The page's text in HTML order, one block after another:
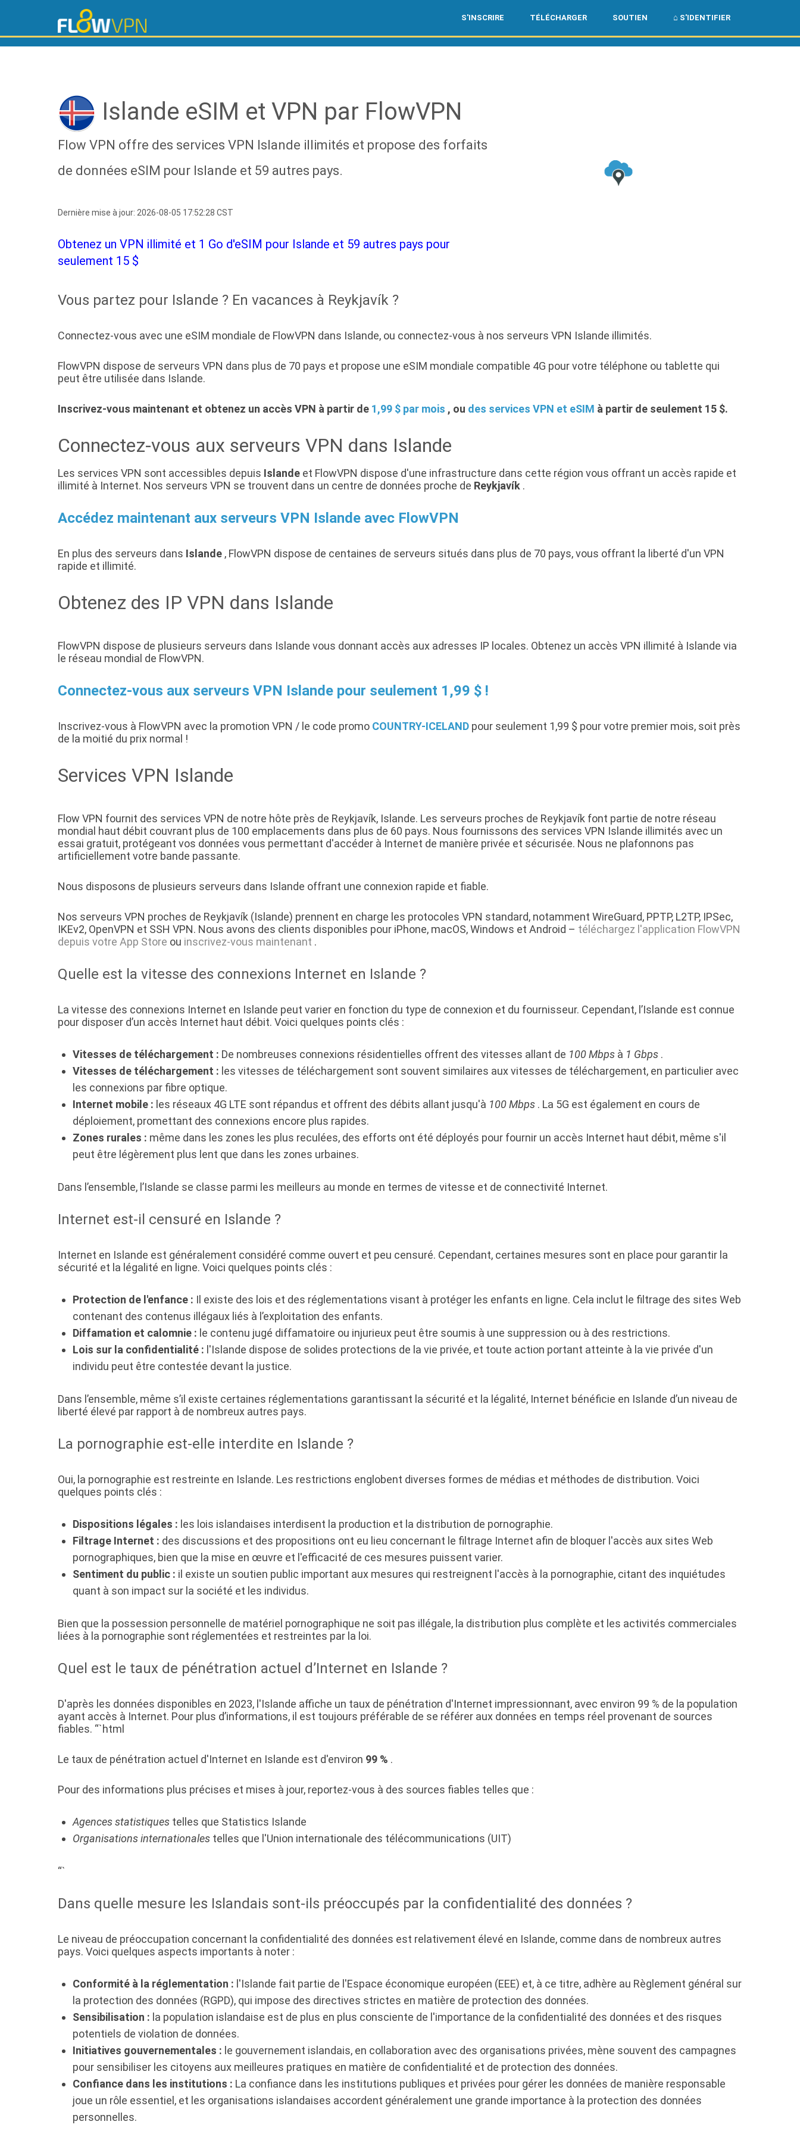
S'INSCRIRE TÉLÉCHARGER SOUTIEN ⌂ S'IDENTIFIER
Islande eSIM et VPN par FlowVPN
Flow VPN offre des services VPN Islande illimités et propose des forfaits
de données eSIM pour Islande et 59 autres pays.
Dernière mise à jour: 2026-08-05 17:52:28 CST
Obtenez un VPN illimité et 1 Go d'eSIM pour Islande et 59 autres pays pour
seulement 15 $
Vous partez pour Islande ? En vacances à Reykjavík ?
Connectez-vous avec une eSIM mondiale de FlowVPN dans Islande, ou connectez-vous à nos serveurs VPN Islande illimités.
FlowVPN dispose de serveurs VPN dans plus de 70 pays et propose une eSIM mondiale compatible 4G pour votre téléphone ou tablette qui
peut être utilisée dans Islande.
Inscrivez-vous maintenant et obtenez un accès VPN à partir de 1,99 $ par mois , ou des services VPN et eSIM à partir de seulement 15 $.
Connectez-vous aux serveurs VPN dans Islande
Les services VPN sont accessibles depuis Islande et FlowVPN dispose d'une infrastructure dans cette région vous offrant un accès rapide et
illimité à Internet. Nos serveurs VPN se trouvent dans un centre de données proche de Reykjavík .
Accédez maintenant aux serveurs VPN Islande avec FlowVPN
En plus des serveurs dans Islande , FlowVPN dispose de centaines de serveurs situés dans plus de 70 pays, vous offrant la liberté d'un VPN
rapide et illimité.
Obtenez des IP VPN dans Islande
FlowVPN dispose de plusieurs serveurs dans Islande vous donnant accès aux adresses IP locales. Obtenez un accès VPN illimité à Islande via
le réseau mondial de FlowVPN.
Connectez-vous aux serveurs VPN Islande pour seulement 1,99 $ !
Inscrivez-vous à FlowVPN avec la promotion VPN / le code promo COUNTRY-ICELAND pour seulement 1,99 $ pour votre premier mois, soit près
de la moitié du prix normal !
Services VPN Islande
Flow VPN fournit des services VPN de notre hôte près de Reykjavík, Islande. Les serveurs proches de Reykjavík font partie de notre réseau
mondial haut débit couvrant plus de 100 emplacements dans plus de 60 pays. Nous fournissons des services VPN Islande illimités avec un
essai gratuit, protégeant vos données vous permettant d'accéder à Internet de manière privée et sécurisée. Nous ne plafonnons pas
artificiellement votre bande passante.
Nous disposons de plusieurs serveurs dans Islande offrant une connexion rapide et fiable.
Nos serveurs VPN proches de Reykjavík (Islande) prennent en charge les protocoles VPN standard, notamment WireGuard, PPTP, L2TP, IPSec,
IKEv2, OpenVPN et SSH VPN. Nous avons des clients disponibles pour iPhone, macOS, Windows et Android – téléchargez l'application FlowVPN
depuis votre App Store ou inscrivez-vous maintenant .
Quelle est la vitesse des connexions Internet en Islande ?
La vitesse des connexions Internet en Islande peut varier en fonction du type de connexion et du fournisseur. Cependant, l’Islande est connue
pour disposer d’un accès Internet haut débit. Voici quelques points clés :
Vitesses de téléchargement : De nombreuses connexions résidentielles offrent des vitesses allant de 100 Mbps à 1 Gbps .
Vitesses de téléchargement : les vitesses de téléchargement sont souvent similaires aux vitesses de téléchargement, en particulier avec
les connexions par fibre optique.
Internet mobile : les réseaux 4G LTE sont répandus et offrent des débits allant jusqu'à 100 Mbps . La 5G est également en cours de
déploiement, promettant des connexions encore plus rapides.
Zones rurales : même dans les zones les plus reculées, des efforts ont été déployés pour fournir un accès Internet haut débit, même s'il
peut être légèrement plus lent que dans les zones urbaines.
Dans l’ensemble, l’Islande se classe parmi les meilleurs au monde en termes de vitesse et de connectivité Internet.
Internet est-il censuré en Islande ?
Internet en Islande est généralement considéré comme ouvert et peu censuré. Cependant, certaines mesures sont en place pour garantir la
sécurité et la légalité en ligne. Voici quelques points clés :
Protection de l'enfance : Il existe des lois et des réglementations visant à protéger les enfants en ligne. Cela inclut le filtrage des sites Web
contenant des contenus illégaux liés à l’exploitation des enfants.
Diffamation et calomnie : le contenu jugé diffamatoire ou injurieux peut être soumis à une suppression ou à des restrictions.
Lois sur la confidentialité : l'Islande dispose de solides protections de la vie privée, et toute action portant atteinte à la vie privée d'un
individu peut être contestée devant la justice.
Dans l’ensemble, même s’il existe certaines réglementations garantissant la sécurité et la légalité, Internet bénéficie en Islande d’un niveau de
liberté élevé par rapport à de nombreux autres pays.
La pornographie est-elle interdite en Islande ?
Oui, la pornographie est restreinte en Islande. Les restrictions englobent diverses formes de médias et méthodes de distribution. Voici
quelques points clés :
Dispositions légales : les lois islandaises interdisent la production et la distribution de pornographie.
Filtrage Internet : des discussions et des propositions ont eu lieu concernant le filtrage Internet afin de bloquer l'accès aux sites Web
pornographiques, bien que la mise en œuvre et l'efficacité de ces mesures puissent varier.
Sentiment du public : il existe un soutien public important aux mesures qui restreignent l'accès à la pornographie, citant des inquiétudes
quant à son impact sur la société et les individus.
Bien que la possession personnelle de matériel pornographique ne soit pas illégale, la distribution plus complète et les activités commerciales
liées à la pornographie sont réglementées et restreintes par la loi.
Quel est le taux de pénétration actuel d’Internet en Islande ?
D'après les données disponibles en 2023, l'Islande affiche un taux de pénétration d'Internet impressionnant, avec environ 99 % de la population
ayant accès à Internet. Pour plus d’informations, il est toujours préférable de se référer aux données en temps réel provenant de sources
fiables. “`html
Le taux de pénétration actuel d'Internet en Islande est d'environ 99 % .
Pour des informations plus précises et mises à jour, reportez-vous à des sources fiables telles que :
Agences statistiques telles que Statistics Islande
Organisations internationales telles que l'Union internationale des télécommunications (UIT)
“`
Dans quelle mesure les Islandais sont-ils préoccupés par la confidentialité des données ?
Le niveau de préoccupation concernant la confidentialité des données est relativement élevé en Islande, comme dans de nombreux autres
pays. Voici quelques aspects importants à noter :
Conformité à la réglementation : l'Islande fait partie de l'Espace économique européen (EEE) et, à ce titre, adhère au Règlement général sur
la protection des données (RGPD), qui impose des directives strictes en matière de protection des données.
Sensibilisation : la population islandaise est de plus en plus consciente de l'importance de la confidentialité des données et des risques
potentiels de violation de données.
Initiatives gouvernementales : le gouvernement islandais, en collaboration avec des organisations privées, mène souvent des campagnes
pour sensibiliser les citoyens aux meilleures pratiques en matière de confidentialité et de protection des données.
Confiance dans les institutions : La confiance dans les institutions publiques et privées pour gérer les données de manière responsable
joue un rôle essentiel, et les organisations islandaises accordent généralement une grande importance à la protection des données
personnelles.